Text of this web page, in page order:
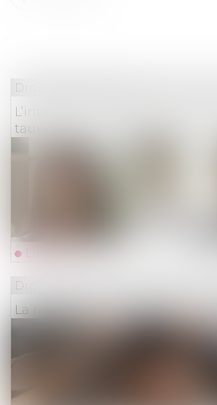
L’intérêt au taux légal et le
taux légal n’ont pas le même
Droit des assurances
La réduction générale
Droit du travail - Employeurs